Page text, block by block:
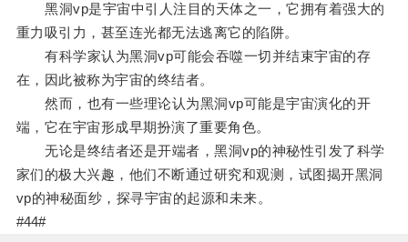
黑洞vp是宇宙中引人注目的天体之一，它拥有着强大的
重力吸引力，甚至连光都无法逃离它的陷阱。
有科学家认为黑洞vp可能会吞噬一切并结束宇宙的存
在，因此被称为宇宙的终结者。
然而，也有一些理论认为黑洞vp可能是宇宙演化的开
端，它在宇宙形成早期扮演了重要角色。
无论是终结者还是开端者，黑洞vp的神秘性引发了科学
家们的极大兴趣，他们不断通过研究和观测，试图揭开黑洞
vp的神秘面纱，探寻宇宙的起源和未来。
#44#